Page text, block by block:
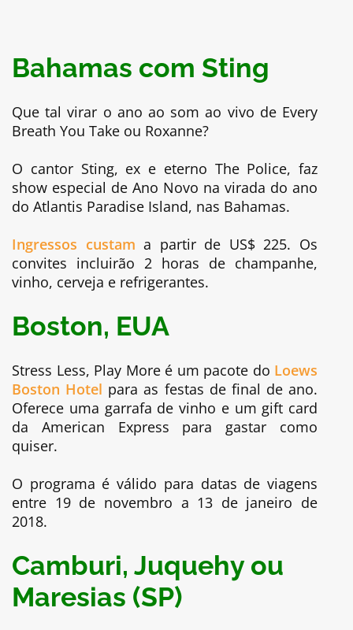
Bahamas com Sting
Que tal virar o ano ao som ao vivo de Every
Breath You Take ou Roxanne?
O cantor Sting, ex e eterno The Police, faz
show especial de Ano Novo na virada do ano
do Atlantis Paradise Island, nas Bahamas.
Ingressos custam a partir de US$ 225. Os
convites incluirão 2 horas de champanhe,
vinho, cerveja e refrigerantes.
Boston, EUA
Stress Less, Play More é um pacote do Loews
Boston Hotel para as festas de final de ano.
Oferece uma garrafa de vinho e um gift card
da American Express para gastar como
quiser.
O programa é válido para datas de viagens
entre 19 de novembro a 13 de janeiro de
2018.
Camburi, Juquehy ou
Maresias (SP)